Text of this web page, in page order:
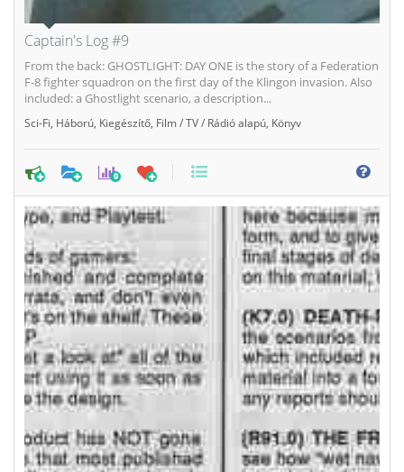
Captain's Log #9
From the back: GHOSTLIGHT: DAY ONE is the story of a Federation
F-8 fighter squadron on the first day of the Klingon invasion. Also
included: a Ghostlight scenario, a description...
Sci-Fi Háború Kiegészítő Film / TV / Rádió alapú Könyv
0